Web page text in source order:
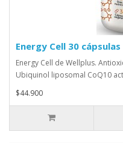
Energy Cell 30
Energy Cell de Wellplus.
Ubiquinol liposomal CoQ10
$44.900